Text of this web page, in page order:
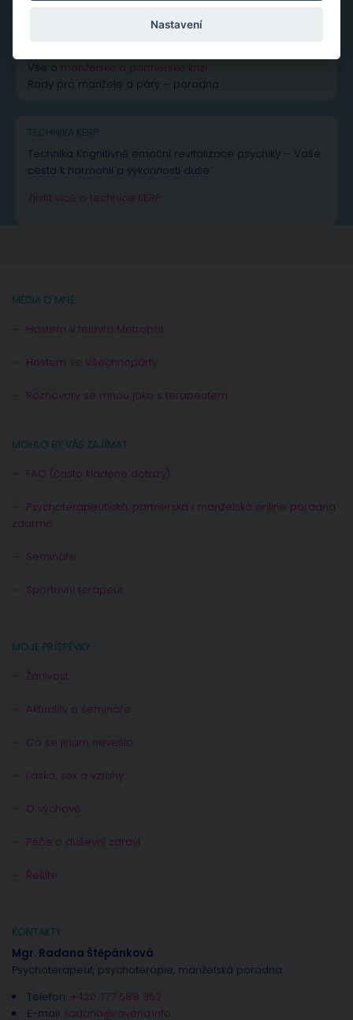
NEJČTENĚJŠÍ PŘÍSPĚVKY A ČLÁNKY
Vše o manželské a partnerské krizi
Rady pro manžele a páry – poradna
TECHNIKA KERP
Technika Kognitivně emoční revitalizace psychiky – Vaše
cesta k harmonii a výkonnosti duše.
Zjistit více o technice KERP
MÉDIA O MNĚ
Hostem v televizi Metropol
Hostem ve Všechnopárty
Rozhovory se mnou jako s terapeutem
MOHLO BY VÁS ZAJÍMAT
FAQ (často kladené dotazy)
Psychoterapeutická, partnerská i manželská online poradna
zdarma
Semináře
Sportovní terapeut
MOJE PŘÍSPĚVKY
Žárlivost
Aktuality a semináře
Co se jinam nevešlo
Láska, sex a vztahy
O výchově
Péče o duševní zdraví
Řešíte
KONTAKTY
Mgr. Radana Štěpánková
Psychoterapeut, psychoterapie, manželská poradna
Telefon: +420 777 588 352
E-mail: radana@rovena.info
Nastavení